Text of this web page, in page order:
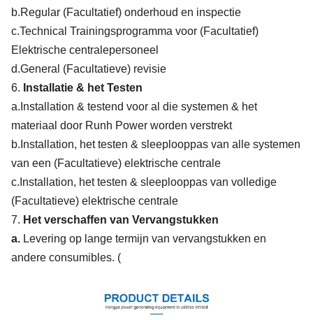
b.Regular (Facultatief) onderhoud en inspectie
c.Technical Trainingsprogramma voor (Facultatief)
Elektrische centralepersoneel
d.General (Facultatieve) revisie
6. Installatie & het Testen
a.Installation & testend voor al die systemen & het
materiaal door Runh Power worden verstrekt
b.Installation, het testen & sleeplooppas van alle systemen
van een (Facultatieve) elektrische centrale
c.Installation, het testen & sleeplooppas van volledige
(Facultatieve) elektrische centrale
7. Het verschaffen van Vervangstukken
a. Levering op lange termijn van vervangstukken en
andere consumibles. (